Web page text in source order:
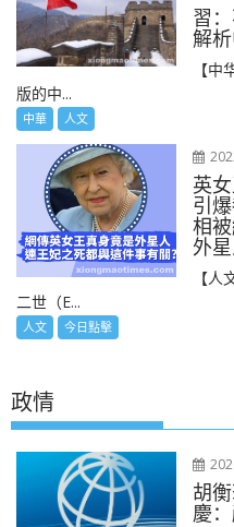
習
解
【
版的中...
中華 人文
英
引
相
外
【
二世（E...
人文 今日點擊
政情
胡
慶